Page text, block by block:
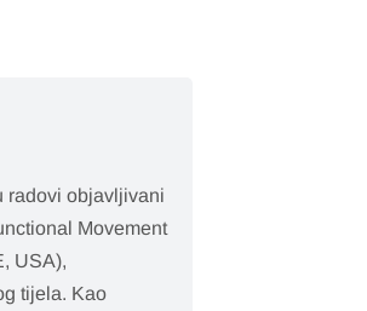
radovi objavljivani
Movement
USA),
tijela. Kao